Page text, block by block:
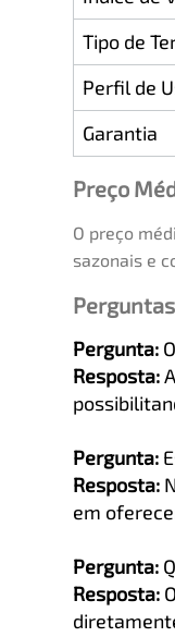
Tipo de
Perfil de
Garantia
Preço
O preço
sazonais e
Pergunta:
Resposta:
Pergunta:
Resposta:
em
Pergunta:
Resposta: